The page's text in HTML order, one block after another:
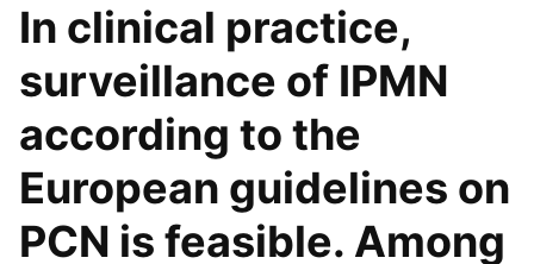
In clinical practice,
surveillance of IPMN
according to the
European guidelines on
PCN is feasible. Among